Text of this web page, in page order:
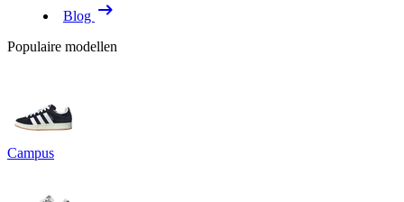
Blog
Populaire modellen
Campus